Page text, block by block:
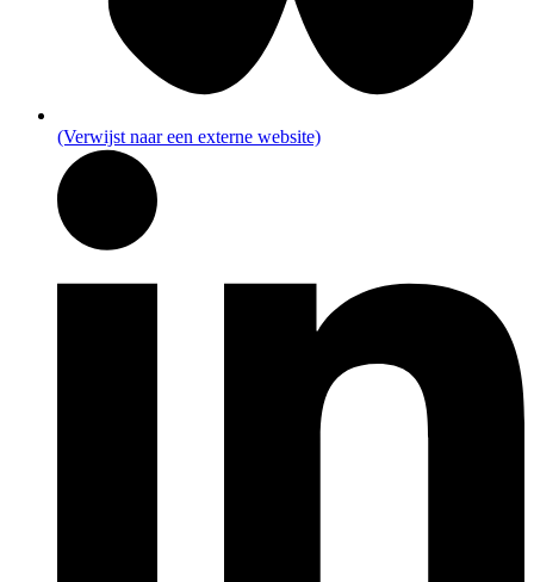
(Verwijst naar een externe website)